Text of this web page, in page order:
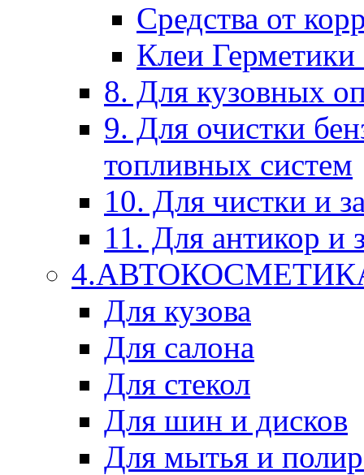
Средства от
Клеи
8. Для кузовных
9. Для очистки
топливных систем
10. Для чистки и
11. Для антикор и
Для кузова
Для салона
Для стекол
Для шин и дисков
Для мытья и